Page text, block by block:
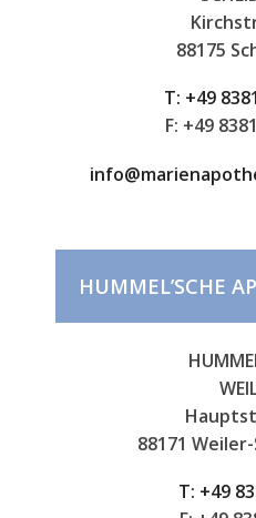
88175
T: +49
F: +49
HUMMEL’SCHE
88171
T: +49